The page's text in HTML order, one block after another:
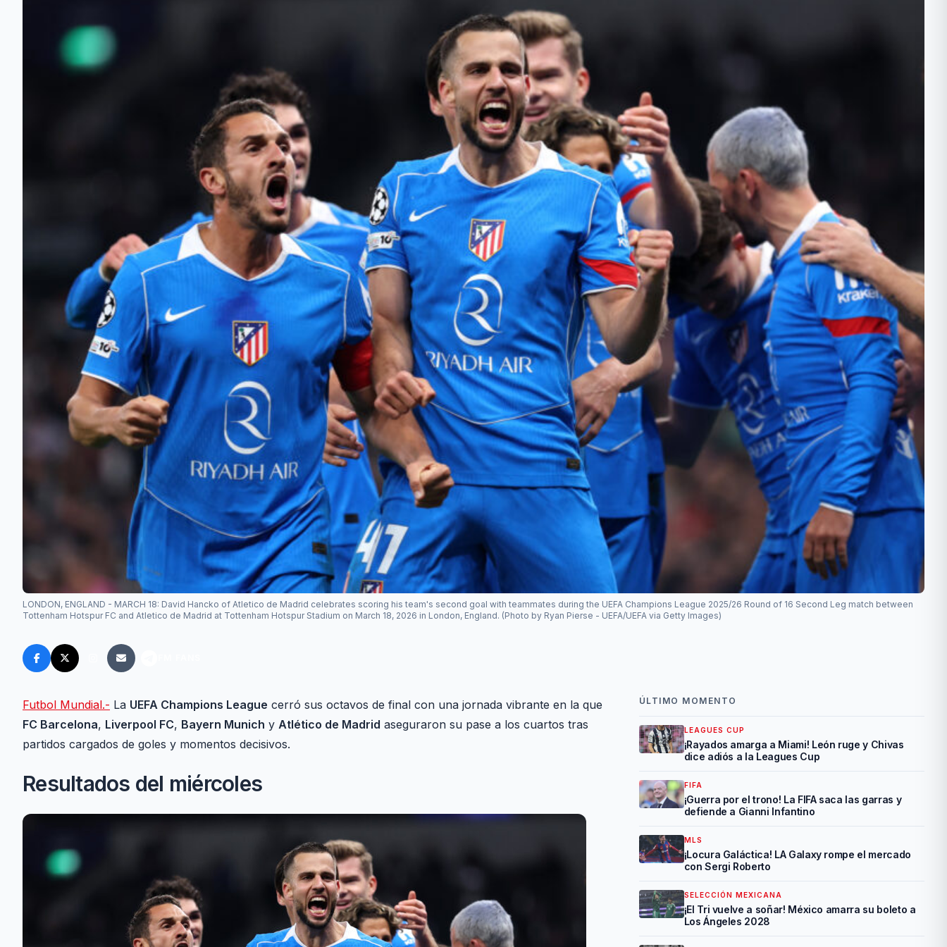
LONDON, ENGLAND - MARCH 18: David Hancko of Atletico de Madrid celebrates scoring his team's second goal with teammates during the UEFA Champions League 2025/26 Round of 16 Second Leg match between
Tottenham Hotspur FC and Atletico de Madrid at Tottenham Hotspur Stadium on March 18, 2026 in London, England. (Photo by Ryan Pierse - UEFA/UEFA via Getty Images)
Futbol Mundial.- La UEFA Champions League cerró sus octavos de final con una jornada vibrante en la que
FC Barcelona, Liverpool FC, Bayern Munich y Atlético de Madrid aseguraron su pase a los cuartos tras
partidos cargados de goles y momentos decisivos.
Resultados del miércoles
ÚLTIMO MOMENTO
LEAGUES CUP
¡Rayados amarga a Miami! León ruge y Chivas
dice adiós a la Leagues Cup
FIFA
¡Guerra por el trono! La FIFA saca las garras y
defiende a Gianni Infantino
MLS
¡Locura Galáctica! LA Galaxy rompe el mercado
con Sergi Roberto
SELECCIÓN MEXICANA
¡El Tri vuelve a soñar! México amarra su boleto a
Los Ángeles 2028